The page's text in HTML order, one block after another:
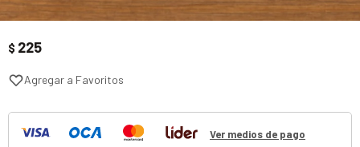
$ 225
Ver medios de pago